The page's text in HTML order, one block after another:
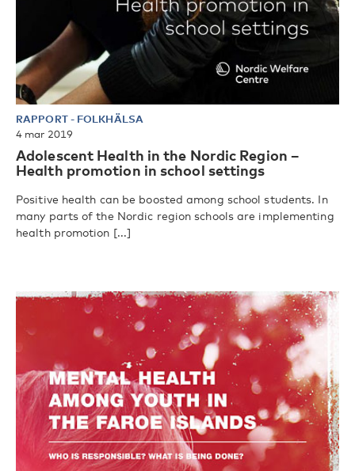
RAPPORT- FOLKHÄLSA
4 mar 2019
Adolescent Health in the Nordic Region –
Health promotion in school settings
Positive health can be boosted among school students. In
many parts of the Nordic region schools are implementing
health promotion [...]